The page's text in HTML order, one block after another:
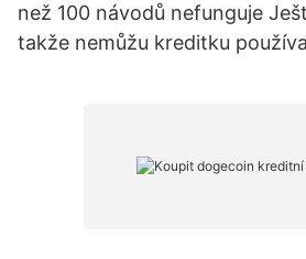
než 100 návodů nefunguje
takže nemůžu kreditku